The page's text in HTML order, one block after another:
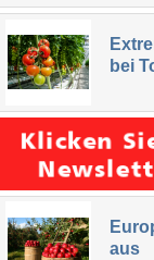
bei
aus